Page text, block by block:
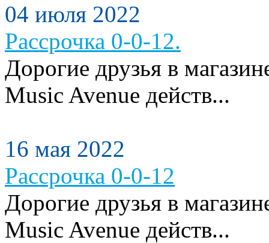
04 июля 2022
Рассрочка 0-0-12.
Дорогие друзья в
Music Avenue действ...
16 мая 2022
Рассрочка 0-0-12
Дорогие друзья в
Music Avenue действ...